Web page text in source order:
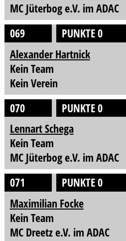
MC Jüterbog e.V. im ADAC
069
PUNKTE 0
Alexander Hartnick
Kein Team
Kein Verein
070
PUNKTE 0
Lennart Schega
Kein Team
MC Jüterbog e.V. im ADAC
071
PUNKTE 0
Maximilian Focke
Kein Team
MC Dreetz e.V. im ADAC